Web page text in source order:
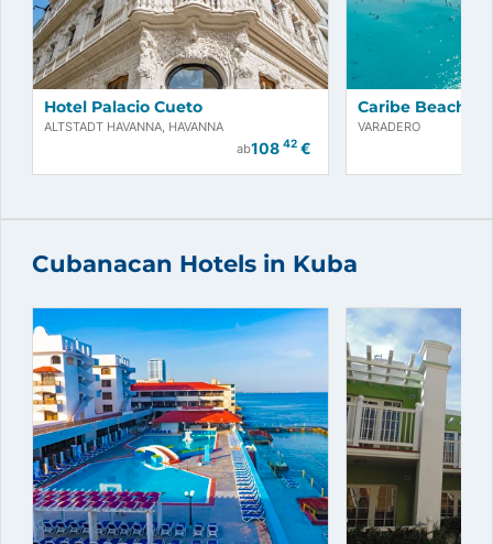
Jetzt buchen!
Hotel Palacio Cueto
ALTSTADT HAVANNA, HAVANNA
ab108 42€
Caribe Beach
VARADERO
Cubanacan Hotels in Kuba